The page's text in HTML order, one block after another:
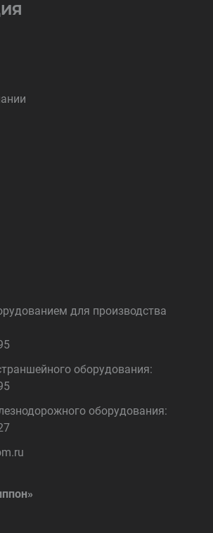
для производства
оборудования:
оборудования: